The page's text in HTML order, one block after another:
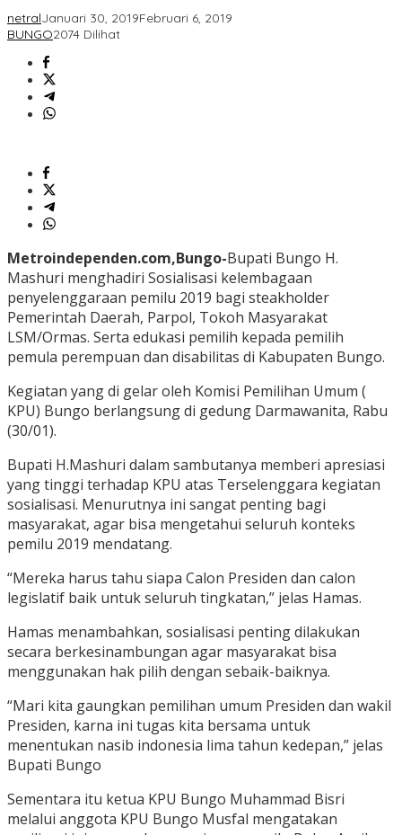
netralJanuari 30, 2019Februari 6, 2019
BUNGO2074 Dilihat
Metroindependen.com,Bungo-Bupati Bungo H.
Mashuri menghadiri Sosialisasi kelembagaan
penyelenggaraan pemilu 2019 bagi steakholder
Pemerintah Daerah, Parpol, Tokoh Masyarakat
LSM/Ormas. Serta edukasi pemilih kepada pemilih
pemula perempuan dan disabilitas di Kabupaten Bungo.
Kegiatan yang di gelar oleh Komisi Pemilihan Umum (
KPU) Bungo berlangsung di gedung Darmawanita, Rabu
(30/01).
Bupati H.Mashuri dalam sambutanya memberi apresiasi
yang tinggi terhadap KPU atas Terselenggara kegiatan
sosialisasi. Menurutnya ini sangat penting bagi
masyarakat, agar bisa mengetahui seluruh konteks
pemilu 2019 mendatang.
“Mereka harus tahu siapa Calon Presiden dan calon
legislatif baik untuk seluruh tingkatan,” jelas Hamas.
Hamas menambahkan, sosialisasi penting dilakukan
secara berkesinambungan agar masyarakat bisa
menggunakan hak pilih dengan sebaik-baiknya.
“Mari kita gaungkan pemilihan umum Presiden dan wakil
Presiden, karna ini tugas kita bersama untuk
menentukan nasib indonesia lima tahun kedepan,” jelas
Bupati Bungo
Sementara itu ketua KPU Bungo Muhammad Bisri
melalui anggota KPU Bungo Musfal mengatakan